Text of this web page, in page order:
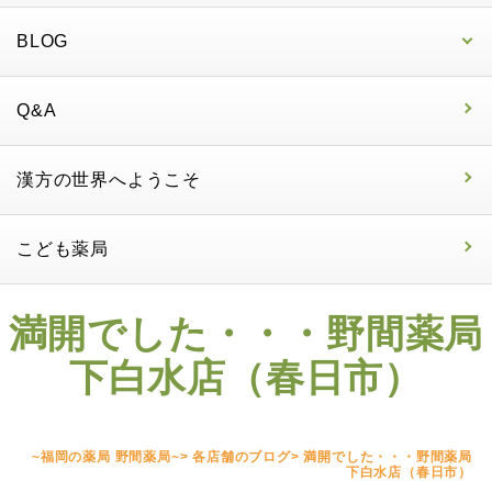
BLOG
Q&A
漢方の世界へようこそ
こども薬局
満開でした・・・野間薬局
下白水店（春日市）
~福岡の薬局 野間薬局~>各店舗のブログ>満開でした・・・野間薬局
下白水店（春日市）